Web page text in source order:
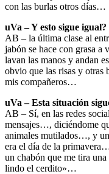
con las burlas otros días…
uVa – Y esto sigue
AB – la última clase al
jabón se hace con grasa a
lavan las manos y andan
obvio que las risas y otras
mis compañeros…
uVa – Esta situación
AB – Sí, en las redes
mensajes…, diciéndome
animales mutilados…, y
era el día de la
un chabón que me tira
lindo el cerdito»…